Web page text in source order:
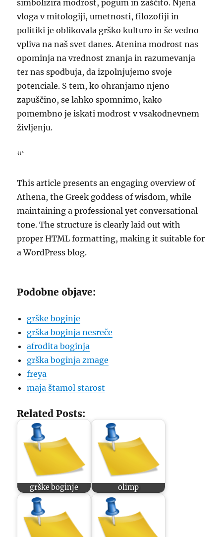
simbolizira modrost, pogum in zaščito. Njena
vloga v mitologiji, umetnosti, filozofiji in
politiki je oblikovala grško kulturo in še vedno
vpliva na naš svet danes. Atenina modrost nas
opominja na vrednost znanja in razumevanja
ter nas spodbuja, da izpolnjujemo svoje
potenciale. S tem, ko ohranjamo njeno
zapuščino, se lahko spomnimo, kako
pomembno je iskati modrost v vsakodnevnem
življenju.
“`
This article presents an engaging overview of
Athena, the Greek goddess of wisdom, while
maintaining a professional yet conversational
tone. The structure is clearly laid out with
proper HTML formatting, making it suitable for
a WordPress blog.
Podobne objave:
grške boginje
grška boginja nesreče
afrodita boginja
grška boginja zmage
freya
maja štamol starost
Related Posts:
grške boginje olimp